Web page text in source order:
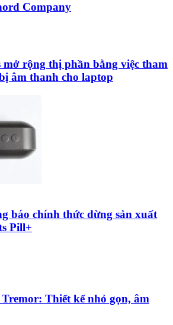
Company
rộng thị phần bằng việc tham
âm thanh cho laptop
báo chính thức dừng sản xuất
Pill+
Thiết kế nhỏ gọn, âm